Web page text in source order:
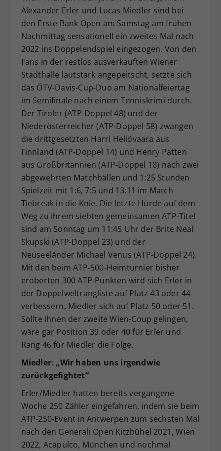
Alexander Erler und Lucas Miedler sind bei
den Erste Bank Open am Samstag am frühen
Nachmittag sensationell ein zweites Mal nach
2022 ins Doppelendspiel eingezogen. Von den
Fans in der restlos ausverkauften Wiener
Stadthalle lautstark angepeitscht, setzte sich
das ÖTV-Davis-Cup-Duo am Nationalfeiertag
im Semifinale nach einem Tenniskrimi durch.
Der Tiroler (ATP-Doppel 48) und der
Niederösterreicher (ATP-Doppel 58) zwangen
die drittgesetzten Harri Heliövaara aus
Finnland (ATP-Doppel 14) und Henry Patten
aus Großbritannien (ATP-Doppel 18) nach zwei
abgewehrten Matchbällen und 1:25 Stunden
Spielzeit mit 1:6, 7:5 und 13:11 im Match
Tiebreak in die Knie. Die letzte Hürde auf dem
Weg zu ihrem siebten gemeinsamen ATP-Titel
sind am Sonntag um 11:45 Uhr der Brite Neal
Skupski (ATP-Doppel 23) und der
Neuseeländer Michael Venus (ATP-Doppel 24).
Mit den beim ATP-500-Heimturnier bisher
eroberten 300 ATP-Punkten wird sich Erler in
der Doppelweltrangliste auf Platz 43 oder 44
verbessern, Miedler sich auf Platz 50 oder 51.
Sollte ihnen der zweite Wien-Coup gelingen,
wäre gar Position 39 oder 40 für Erler und
Rang 46 für Miedler die Folge.
Miedler: „Wir haben uns irgendwie
zurückgefightet“
Erler/Miedler hatten bereits vergangene
Woche 250 Zähler eingefahren, indem sie beim
ATP-250-Event in Antwerpen zum sechsten Mal
nach den Generali Open Kitzbühel 2021, Wien
2022, Acapulco, München und nochmal
Zweck
Dieser Wert speichert Ihre Consent-
Einstellungen. Unter anderem eine
zufällig generierte ID, für die
historische Speicherung Ihrer
vorgenommen Einstellungen, falls der
Webseiten-Betreiber dies eingestellt
hat.